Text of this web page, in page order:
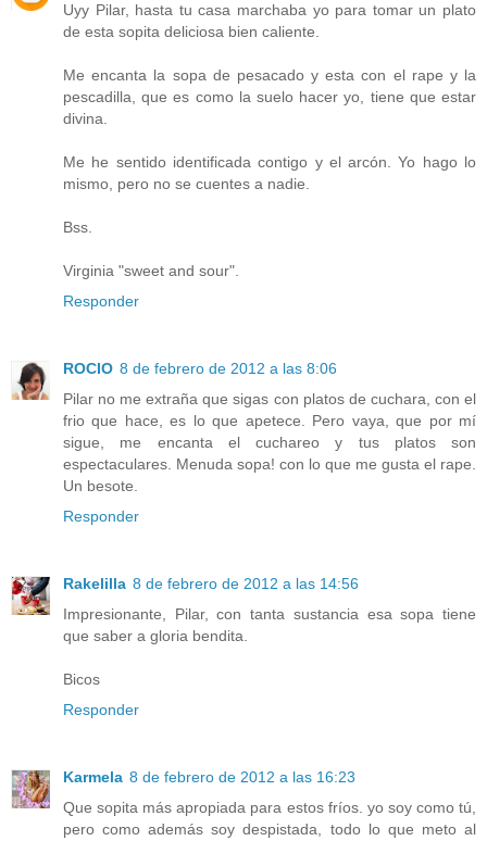
Uyy Pilar, hasta tu casa marchaba yo para tomar un plato
de esta sopita deliciosa bien caliente.
Me encanta la sopa de pesacado y esta con el rape y la
pescadilla, que es como la suelo hacer yo, tiene que estar
divina.
Me he sentido identificada contigo y el arcón. Yo hago lo
mismo, pero no se cuentes a nadie.
Bss.
Virginia "sweet and sour".
Responder
ROCIO 8 de febrero de 2012 a las 8:06
Pilar no me extraña que sigas con platos de cuchara, con el
frio que hace, es lo que apetece. Pero vaya, que por mí
sigue, me encanta el cuchareo y tus platos son
espectaculares. Menuda sopa! con lo que me gusta el rape.
Un besote.
Responder
Rakelilla 8 de febrero de 2012 a las 14:56
Impresionante, Pilar, con tanta sustancia esa sopa tiene
que saber a gloria bendita.
Bicos
Responder
Karmela 8 de febrero de 2012 a las 16:23
Que sopita más apropiada para estos fríos. yo soy como tú,
pero como además soy despistada, todo lo que meto al